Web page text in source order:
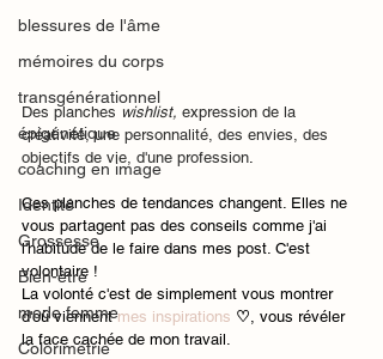
blessures de l'âme
mémoires du corps
transgénérationnel
épigénétique
coaching en image
Identité
Grossesse
Bien-être
mode femme
Colorimétrie
Des planches wishlist, expression de la
créativité, une personnalité, des envies, des
objectifs de vie, d'une profession.
Ces planches de tendances changent. Elles ne
vous partagent pas des conseils comme j'ai
l'habitude de le faire dans mes post. C'est
volontaire !
La volonté c'est de simplement vous montrer
d'où viennent mes inspirations ♡, vous révéler
la face cachée de mon travail.